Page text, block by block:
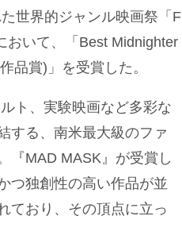
世界的ジャンル映画祭「F
おいて、「Best Midnighter
品賞)」を受賞した。
ト、実験映画など多彩な
する、南米最大級のファ
『MAD MASK』が受賞し
つ独創性の高い作品が並
ており、その頂点に立っ